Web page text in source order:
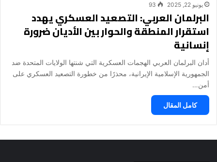
يونيو 22, 2025 93
البرلمان العربي: التصعيد العسكري يهدد
استقرار المنطقة والحوار بين الأديان ضرورة
إنسانية
أدان البرلمان العربي الهجمات العسكرية التي شنتها الولايات المتحدة ضد
الجمهورية الإسلامية الإيرانية، محذرًا من خطورة التصعيد العسكري على
أمن…
كامل المقال